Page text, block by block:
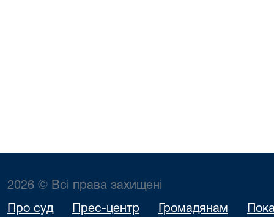
2026 © Всі права захищені
Про суд Прес-центр Громадянам